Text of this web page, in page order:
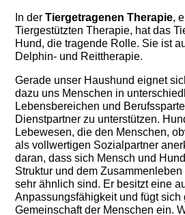
In derTiergetragenen Therapie,
Tiergestützten Therapie, hat das
Hund, die tragende Rolle. Sie ist
Delphin- und Reittherapie.
Gerade unser Haushund eignet
dazu uns Menschen in
Lebensbereichen und
Dienstpartner zu unterstützen.
Lebewesen, die den Menschen,
als vollwertigen Sozialpartner
daran, dass sich Mensch und
Struktur und dem
sehr ähnlich sind. Er besitzt eine
Anpassungsfähigkeit und fügt sich
Gemeinschaft der Menschen ein.